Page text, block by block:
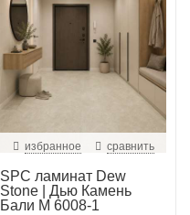
избранное сравнить
SPC ламинат Dew
Stone | Дью Камень
Бали М 6008-1